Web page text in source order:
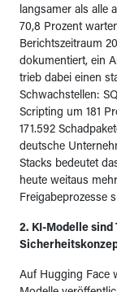
langsamer als alle
70,8 Prozent
Berichtszeitraum
dokumentiert, ein
trieb dabei einen
Schwachstellen:
Scripting um 181
171.592
deutsche
Stacks bedeutet
heute weitaus
Freigabeprozesse
2. KI-Modelle
Auf Hugging Face